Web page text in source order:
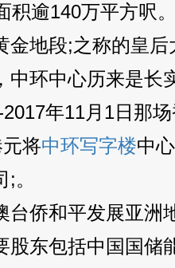
积逾140万平方呎
金地段;之称的皇
中环中心历来是长
年11月1日那
将中环写字楼中
。
台侨和平发展亚洲
股东包括中国国储